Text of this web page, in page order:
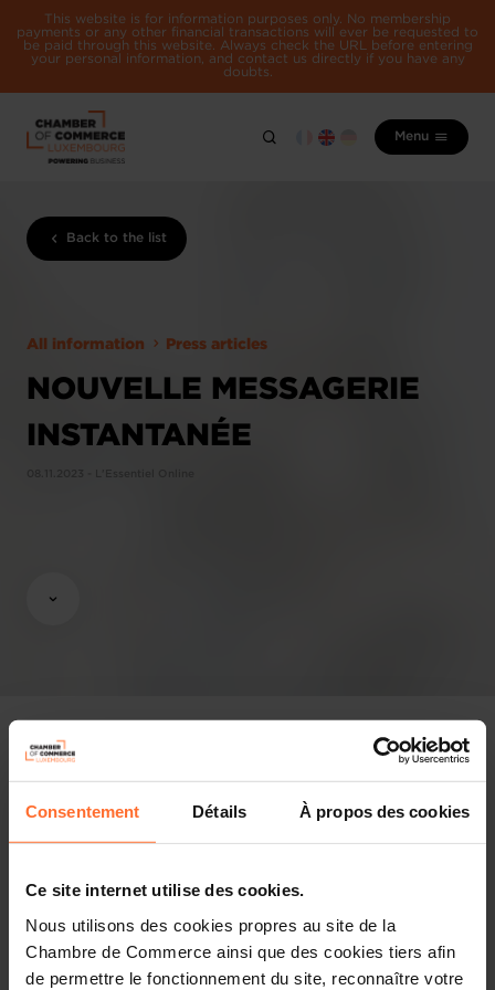
Consentement Détails À propos des cookies
Ce site internet utilise des cookies.
Nous utilisons des cookies propres au site de la
Chambre de Commerce ainsi que des cookies tiers afin
de permettre le fonctionnement du site, reconnaître votre
This website is for information purposes only. No membership
payments or any other financial transactions will ever be requested to
be paid through this website. Always check the URL before entering
your personal information, and contact us directly if you have any
doubts.
Menu
Back to the list
All information Press articles
NOUVELLE MESSAGERIE
INSTANTANÉE
1 photo